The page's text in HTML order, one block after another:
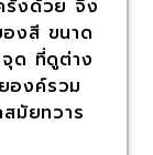
รั้งด้วย จึง
งสี ขนาด
ด ที่ดูต่าง
องค์รวม
มัยทวาร